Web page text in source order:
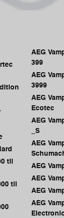
til
til
AEG
399
AEG
3999
AEG
Ecotec
AEG
_S
AEG
AEG
AEG
AEG
AEG